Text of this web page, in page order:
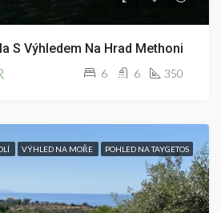
S Výhledem Na Hrad Methoni
6 6 350
VÝHLED NA MOŘE POHLED NA TAYGETOS